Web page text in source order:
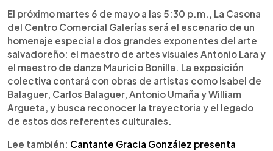
► Escuchar artículo
El próximo martes 6 de mayo a las 5:30 p.m., La Casona
del Centro Comercial Galerías será el escenario de un
homenaje especial a dos grandes exponentes del arte
salvadoreño: el maestro de artes visuales Antonio Lara y
el maestro de danza Mauricio Bonilla. La exposición
colectiva contará con obras de artistas como Isabel de
Balaguer, Carlos Balaguer, Antonio Umaña y William
Argueta, y busca reconocer la trayectoria y el legado
de estos dos referentes culturales.
Lee también: Cantante Gracia González presenta